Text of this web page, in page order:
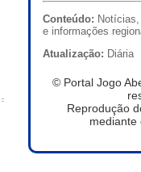
Conteúdo:
e informações
Atualização: Diária
© Portal Jogo
Reprodução
mediante